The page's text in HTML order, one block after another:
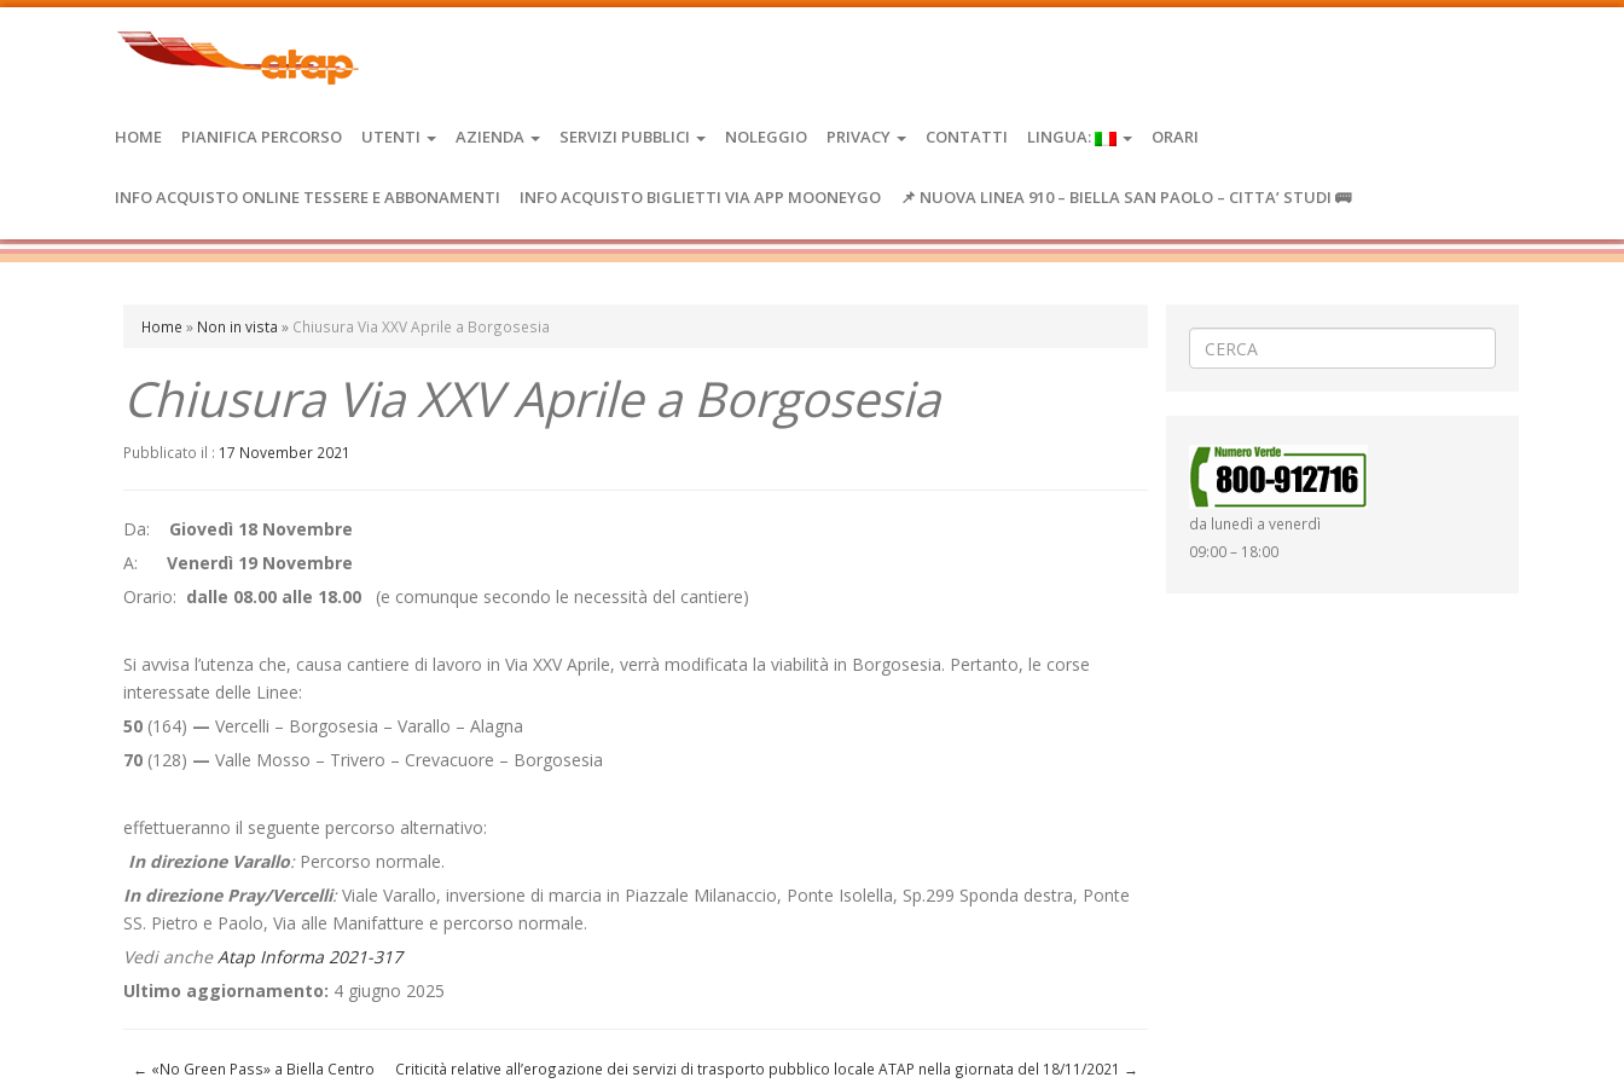
HOME PIANIFICA PERCORSO UTENTI AZIENDA SERVIZI PUBBLICI NOLEGGIO PRIVACY CONTATTI LINGUA: ORARI
INFO ACQUISTO ONLINE TESSERE E ABBONAMENTI INFO ACQUISTO BIGLIETTI VIA APP MOONEYGO 📌 NUOVA LINEA 910 – BIELLA SAN PAOLO – CITTA’ STUDI 🚌
Home » Non in vista » Chiusura Via XXV Aprile a Borgosesia
Chiusura Via XXV Aprile a Borgosesia
Pubblicato il : 17 November 2021
Da: Giovedì 18 Novembre
A: Venerdì 19 Novembre
Orario: dalle 08.00 alle 18.00 (e comunque secondo le necessità del cantiere)
Si avvisa l’utenza che, causa cantiere di lavoro in Via XXV Aprile, verrà modificata la viabilità in Borgosesia. Pertanto, le corse
interessate delle Linee:
50 (164) — Vercelli – Borgosesia – Varallo – Alagna
70 (128) — Valle Mosso – Trivero – Crevacuore – Borgosesia
effettueranno il seguente percorso alternativo:
In direzione Varallo: Percorso normale.
In direzione Pray/Vercelli:Viale Varallo, inversione di marcia in Piazzale Milanaccio, Ponte Isolella, Sp.299 Sponda destra, Ponte
SS. Pietro e Paolo, Via alle Manifatture e percorso normale.
Vedi ancheAtap Informa 2021-317
Ultimo aggiornamento: 4 giugno 2025
← «No Green Pass» a Biella Centro Criticità relative all’erogazione dei servizi di trasporto pubblico locale ATAP nella giornata del 18/11/2021 →
da lunedì a venerdì
09:00 – 18:00